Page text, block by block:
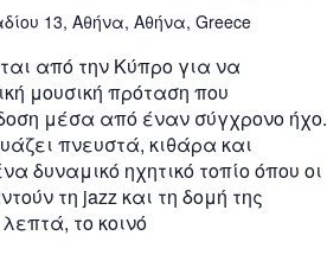
13, Αθήνα, Αθήνα, Greece
από την Κύπρο για να
μουσική πρόταση που
μέσα από έναν σύγχρονο ήχο.
πνευστά, κιθάρα και
δυναμικό ηχητικό τοπίο όπου οι
τη jazz και τη δομή της
το κοινό